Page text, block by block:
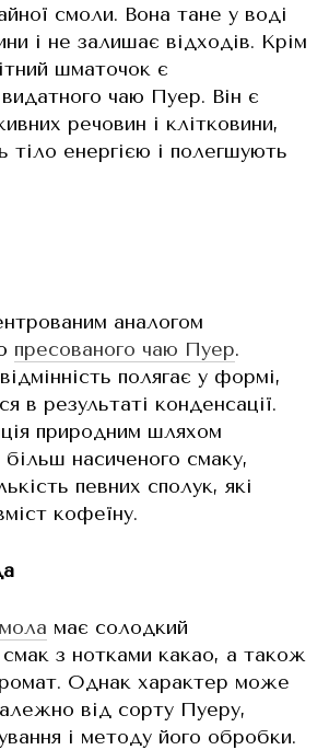
смоли. Вона тане у воді
і не залишає відходів. Крім
шматочок є
чаю Пуер. Він є
речовин і клітковини,
тіло енергією і полегшують
аналогом
пресованого чаю Пуер.
полягає у формі,
в результаті конденсації.
природним шляхом
насиченого смаку,
певних сполук, які
кофеїну.
має солодкий
смак з нотками какао, а також
Однак характер може
від сорту Пуеру,
і методу його обробки.